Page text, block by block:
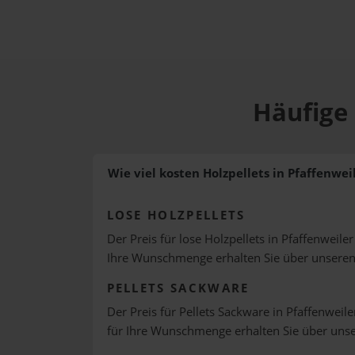
Wie viel kosten Holzpellets in
LOSE HOLZPELLETS
Der Preis für lose Holzpellets in
Ihre Wunschmenge erhalten Sie über
PELLETS SACKWARE
Der Preis für Pellets Sackware in
für Ihre Wunschmenge erhalten Sie über